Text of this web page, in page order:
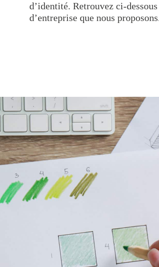
d’identité. Retrouvez ci-
d’entreprise que nous